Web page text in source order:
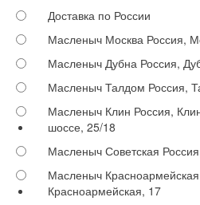
Доставка по России
Масленыч Москва Россия,
Масленыч Дубна Россия,
Масленыч Талдом Россия,
Масленыч Клин Россия,
шоссе, 25/18
Масленыч Советская
Масленыч Красноармейская
Красноармейская, 17